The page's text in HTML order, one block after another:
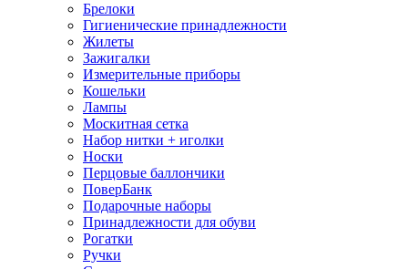
Брелоки
Гигиенические принадлежности
Жилеты
Зажигалки
Измерительные приборы
Кошельки
Лампы
Москитная сетка
Набор нитки + иголки
Носки
Перцовые баллончики
ПоверБанк
Подарочные наборы
Принадлежности для обуви
Рогатки
Ручки